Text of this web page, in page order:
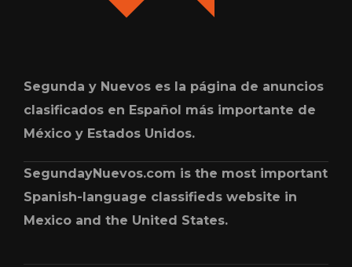
Segunda y Nuevos es la página de anuncios
clasificados en Español más importante de
México y Estados Unidos.
SegundayNuevos.com is the most important
Spanish-language classifieds website in
Mexico and the United States.